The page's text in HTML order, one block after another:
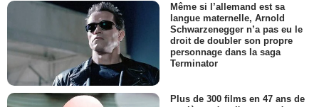
Même si l’allemand est sa
langue maternelle, Arnold
Schwarzenegger n’a pas eu le
droit de doubler son propre
personnage dans la saga
Terminator
Plus de 300 films en 47 ans de